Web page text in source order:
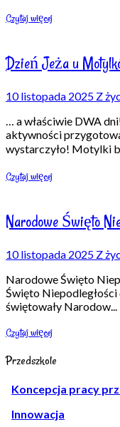
Czytaj więcej
Dzień Jeża u
10 listopada 2025 Z
… a właściwie DWA
aktywności
wystarczyło! Motylki
Czytaj więcej
Narodowe Święto
10 listopada 2025 Z
Narodowe Święto
Święto
świętowały Narodow
Czytaj więcej
Przedszkole
Koncepcja pracy
Innowacja